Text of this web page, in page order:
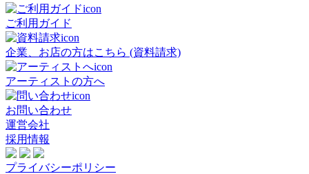
ご利用ガイド
企業、お店の方はこちら (資料請求)
アーティストの方へ
お問い合わせ
運営会社
採用情報
プライバシーポリシー